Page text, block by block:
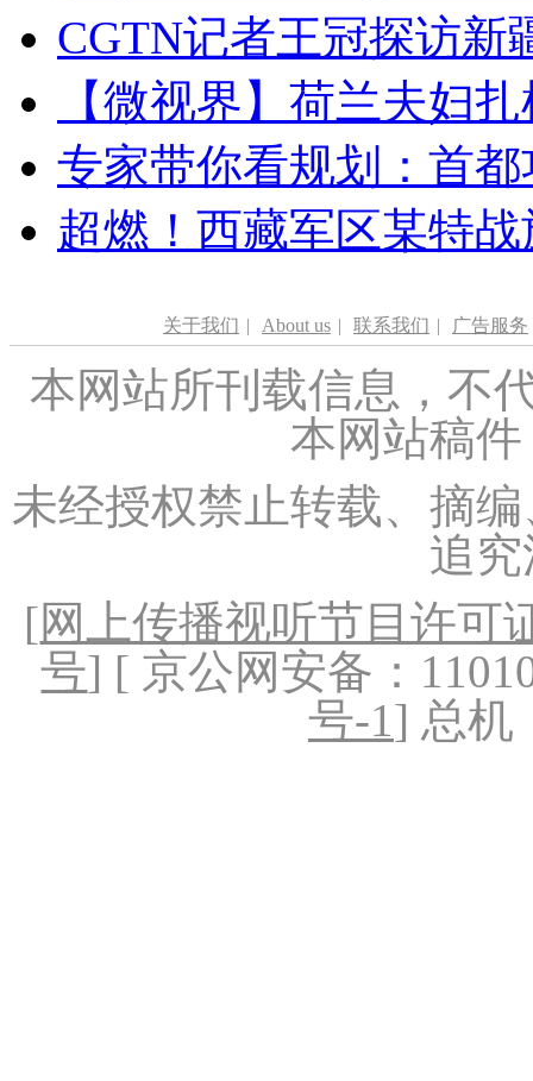
CGTN记者王冠探访新
【微视界】荷兰夫妇
专家带你看规划：首
超燃！西藏军区某特
关于我们 | About us | 联系我们 | 广告服务
本网站所刊载信息，不
本网站稿
未经授权禁止转载、摘
追
[网上传播视听节目许可
号] [ 京公网安备：
号-1] 总机